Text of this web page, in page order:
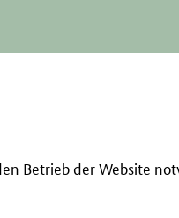
Betrieb der Website